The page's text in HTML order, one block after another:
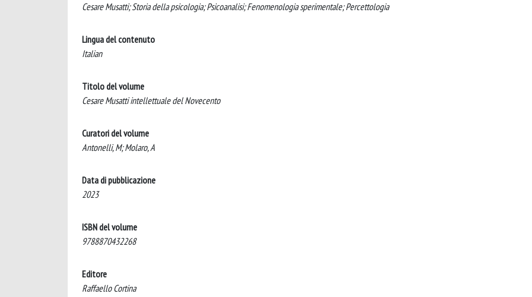
Cesare Musatti; Storia della psicologia; Psicoanalisi; Fenomenologia sperimentale; Percettologia
Lingua del contenuto
Italian
Titolo del volume
Cesare Musatti intellettuale del Novecento
Curatori del volume
Antonelli, M; Molaro, A
Data di pubblicazione
2023
ISBN del volume
9788870432268
Editore
Raffaello Cortina